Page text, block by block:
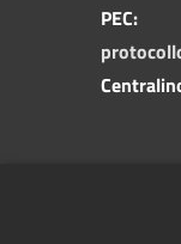
PEC: